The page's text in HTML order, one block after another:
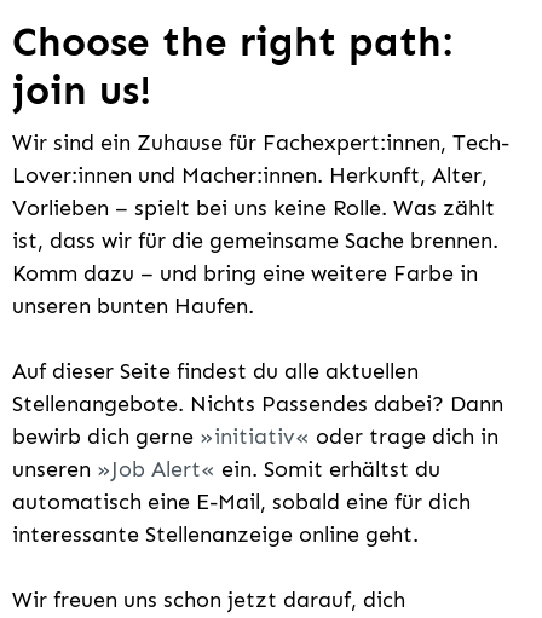
Choose the right path:
join us!
Wir sind ein Zuhause für Fachexpert:innen, Tech-
Lover:innen und Macher:innen. Herkunft, Alter,
Vorlieben – spielt bei uns keine Rolle. Was zählt
ist, dass wir für die gemeinsame Sache brennen.
Komm dazu – und bring eine weitere Farbe in
unseren bunten Haufen.
Auf dieser Seite findest du alle aktuellen
Stellenangebote. Nichts Passendes dabei? Dann
bewirb dich gerne
initiativ
oder trage dich in
unseren
Job Alert
ein. Somit erhältst du
automatisch eine E-Mail, sobald eine für dich
interessante Stellenanzeige online geht.
Wir freuen uns schon jetzt darauf, dich